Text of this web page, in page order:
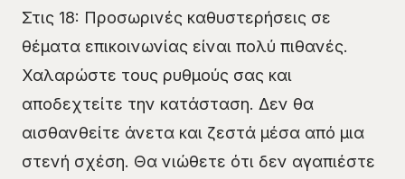
Στις 18: Προσωρινές καθυστερήσεις σε
θέματα επικοινωνίας είναι πολύ πιθανές.
Χαλαρώστε τους ρυθμούς σας και
αποδεχτείτε την κατάσταση. Δεν θα
αισθανθείτε άνετα και ζεστά μέσα από μια
στενή σχέση. Θα νιώθετε ότι δεν αγαπιέστε